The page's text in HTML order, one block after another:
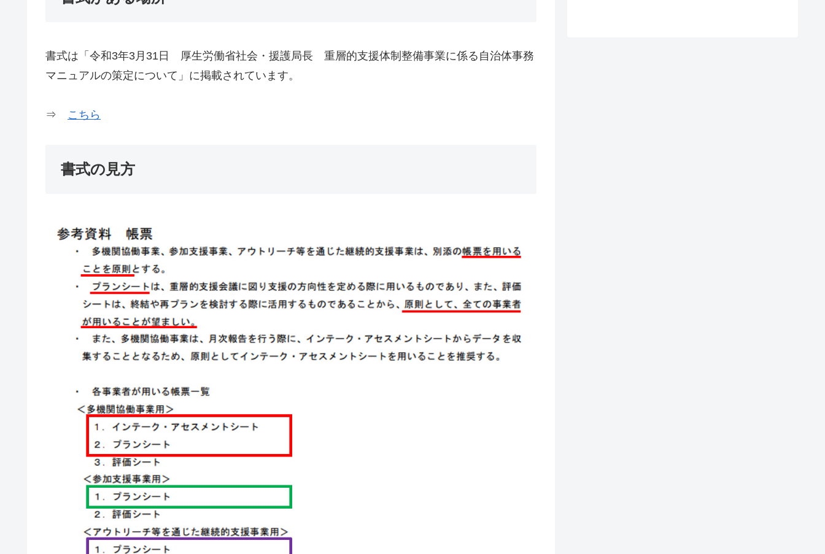
書式は「令和3年3月31日 厚生労働省社会・援護局長 重層的支援体制整備事業に係る自治体事務
マニュアルの策定について」に掲載されています。
⇒ こちら
書式の見方